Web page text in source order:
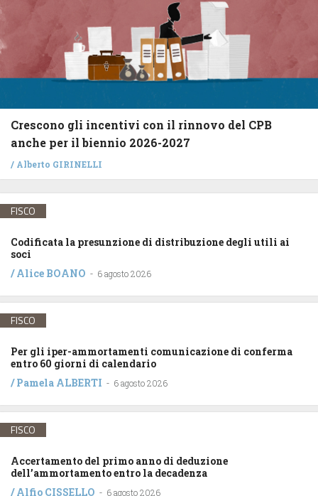
Crescono gli incentivi con il rinnovo del CPB
anche per il biennio 2026-2027
/ Alberto GIRINELLI
FISCO
Codificata la presunzione di distribuzione degli utili ai
soci
/Alice BOANO - 6 agosto 2026
FISCO
Per gli iper-ammortamenti comunicazione di conferma
entro 60 giorni di calendario
/Pamela ALBERTI - 6 agosto 2026
FISCO
Accertamento del primo anno di deduzione
dell’ammortamento entro la decadenza
/Alfio CISSELLO - 6 agosto 2026